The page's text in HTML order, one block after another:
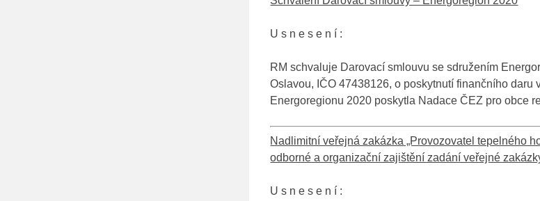
U s n e s e n í :
RM schvaluje Darovací smlouvu se sdružením
Oslavou, IČO 47438126, o poskytnutí finančního daru
Energoregionu 2020 poskytla Nadace ČEZ pro obce
Nadlimitní veřejná zakázka „Provozovatel tepelného
odborné a organizační zajištění zadání veřejné
U s n e s e n í :